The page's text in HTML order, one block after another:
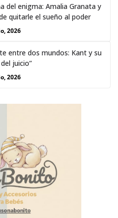
del enigma: Amalia Granata y
quitarle el sueño al poder
2026
entre dos mundos: Kant y su
juicio”
2026